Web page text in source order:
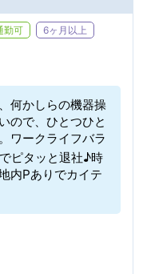
勤可
6ヶ月以上
何かしらの機器操
ので、ひとつひと
ワークライフバラ
ピタッと退社♪時
内Pありでカイテ